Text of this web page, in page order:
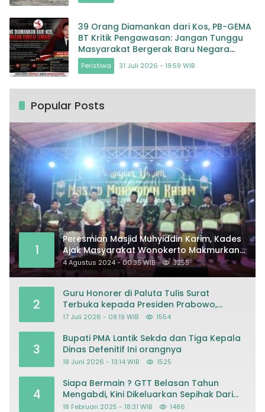
39 Orang Diamankan dari Kos, PB-GEMA
BT Kritik Pengawasan: Jangan Tunggu
Masyarakat Bergerak Baru Negara
Bertindak
Peristiwa 31 Juli 2026 - 19:59 WIB
Popular Posts
1
Peresmian Masjid Muhyiddin Karim, Kades
Ajak Masyarakat Wonokerto Makmurkan
Masjid
4 Agustus 2024 - 00:35 WIB 3255
2
Guru Honorer di Paluta Tulis Surat
Terbuka kepada Presiden Prabowo,
Mohon Keadilan atas Dugaan
17 Juli 2026 - 08:19 WIB 1554
3
Bupati PMA Lantik Sekda dan Tiga Kepala
Dinas Defenitif Ini orangnya
18 Juni 2026 - 13:14 WIB 1525
4
Siapa Bermain ? GTT Belasan Tahun
Mengabdi, Kini Dikeluarkan Sepihak Dari
Dapodik
18 Februari 2025 - 18:31 WIB 1486